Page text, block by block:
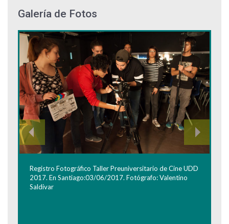
Galería de Fotos
Registro Fotográfico Taller Preuniversitario de Cine UDD
2017. En Santiago:03/06/2017. Fotógrafo: Valentino
Saldivar